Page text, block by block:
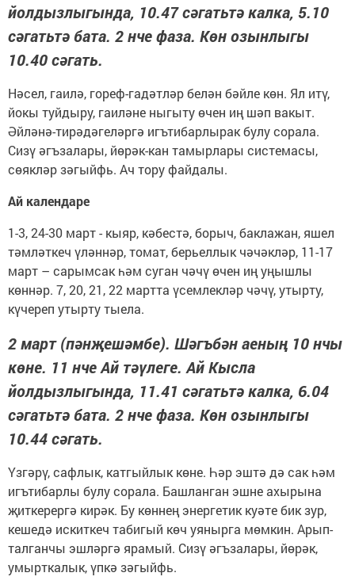
йолдызлыгында, 10.47 сәгатьтә калка, 5.10
сәгатьтә бата. 2 нче фаза. Көн озынлыгы
10.40 сәгать.
Нәсел, гаилә, гореф-гадәтләр белән бәйле көн. Ял итү,
йокы туйдыру, гаиләне ныгыту өчен иң шәп вакыт.
Әйләнә-тирәдәгеләргә игътибарлырак булу сорала.
Сизү әгъзалары, йөрәк-кан тамырлары системасы,
сөякләр зәгыйфь. Ач тору файдалы.
Ай календаре
1-3, 24-30 март - кыяр, кәбестә, борыч, баклажан, яшел
тәмләткеч үләннәр, томат, берьеллык чәчәкләр, 11-17
март – сарымсак һәм суган чәчү өчен иң уңышлы
көннәр. 7, 20, 21, 22 мартта үсемлекләр чәчү, утырту,
күчереп утырту тыела.
2 март (пәнҗешәмбе). Шәгъбән аеның 10 нчы
көне. 11 нче Ай тәүлеге. Ай Кысла
йолдызлыгында, 11.41 сәгатьтә калка, 6.04
сәгатьтә бата. 2 нче фаза. Көн озынлыгы
10.44 сәгать.
Үзгәрү, сафлык, катгыйлык көне. Һәр эштә дә сак һәм
игътибарлы булу сорала. Башланган эшне ахырына
җиткерергә кирәк. Бу көннең энергетик куәте бик зур,
кешедә искиткеч табигый көч уянырга мөмкин. Арып-
талганчы эшләргә ярамый. Сизү әгъзалары, йөрәк,
умырткалык, үпкә зәгыйфь.